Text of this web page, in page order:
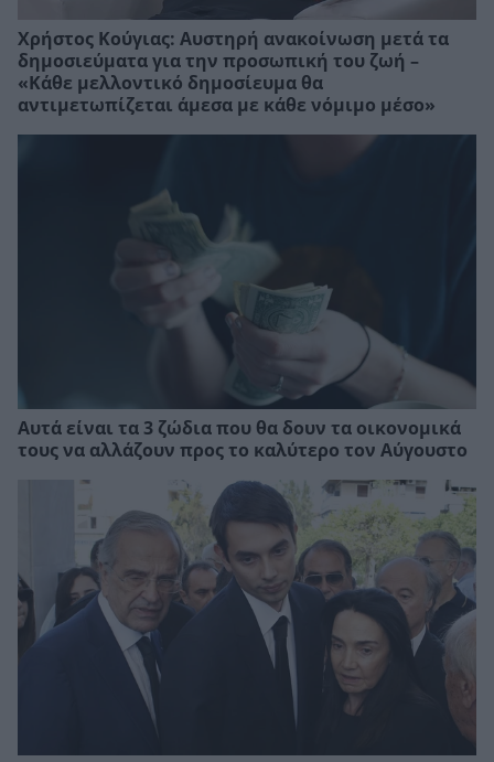
Χρήστος Κούγιας: Αυστηρή ανακοίνωση μετά τα
δημοσιεύματα για την προσωπική του ζωή –
«Κάθε μελλοντικό δημοσίευμα θα
αντιμετωπίζεται άμεσα με κάθε νόμιμο μέσο»
Αυτά είναι τα 3 ζώδια που θα δουν τα οικονομικά
τους να αλλάζουν προς το καλύτερο τον Αύγουστο